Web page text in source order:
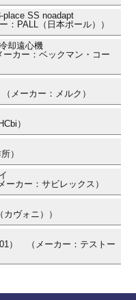
SS noadapt
PALL（日本ポール））
却遠心機
カー：ベックマン・コー
メーカー：メルク）
）
）
カー：サビレックス）
ヴォニ））
） （メーカー：テストー